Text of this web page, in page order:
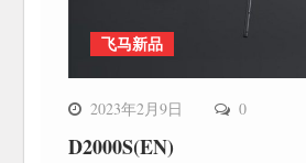
飞马新品
2023年2月9日 0
D2000S(EN)